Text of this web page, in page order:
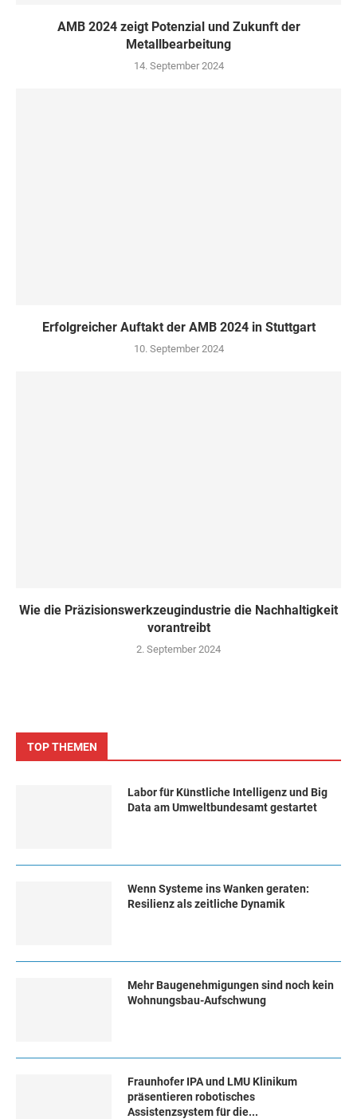
AMB 2024 zeigt Potenzial und Zukunft der
Metallbearbeitung
14. September 2024
Erfolgreicher Auftakt der AMB 2024 in Stuttgart
10. September 2024
Wie die Präzisionswerkzeugindustrie die Nachhaltigkeit
vorantreibt
2. September 2024
TOP THEMEN
Labor für Künstliche Intelligenz und Big
Data am Umweltbundesamt gestartet
Wenn Systeme ins Wanken geraten:
Resilienz als zeitliche Dynamik
Mehr Baugenehmigungen sind noch kein
Wohnungsbau-Aufschwung
Fraunhofer IPA und LMU Klinikum
präsentieren robotisches
Assistenzsystem für die...